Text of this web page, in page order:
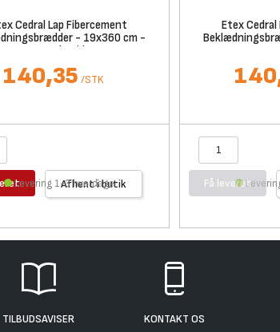
Cedral Lap Fibercement
- 19x360 cm -
Wood Hvid
140,35 /STK
Afhent i butik
Levering 1-3 hverdage
Etex Cedral
Få leveret
TILBUDSAVISER KONTAKT OS